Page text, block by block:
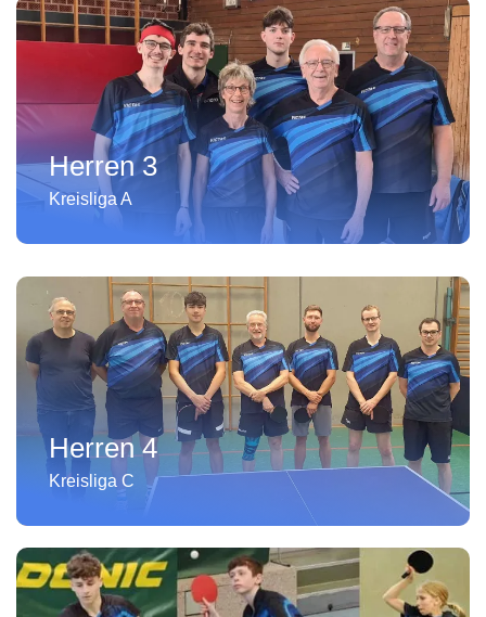
Herren 3
Kreisliga A
Herren 4
Kreisliga C